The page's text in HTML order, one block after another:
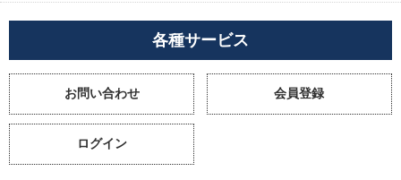
各種サービス
お問い合わせ 会員登録
ログイン